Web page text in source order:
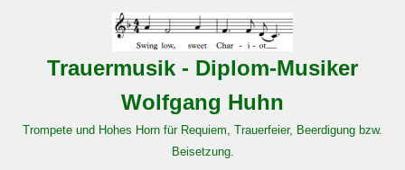
Trauermusik - Diplom-Musiker
Wolfgang Huhn
Trompete und Hohes Horn für Requiem, Trauerfeier, Beerdigung bzw.
Beisetzung.